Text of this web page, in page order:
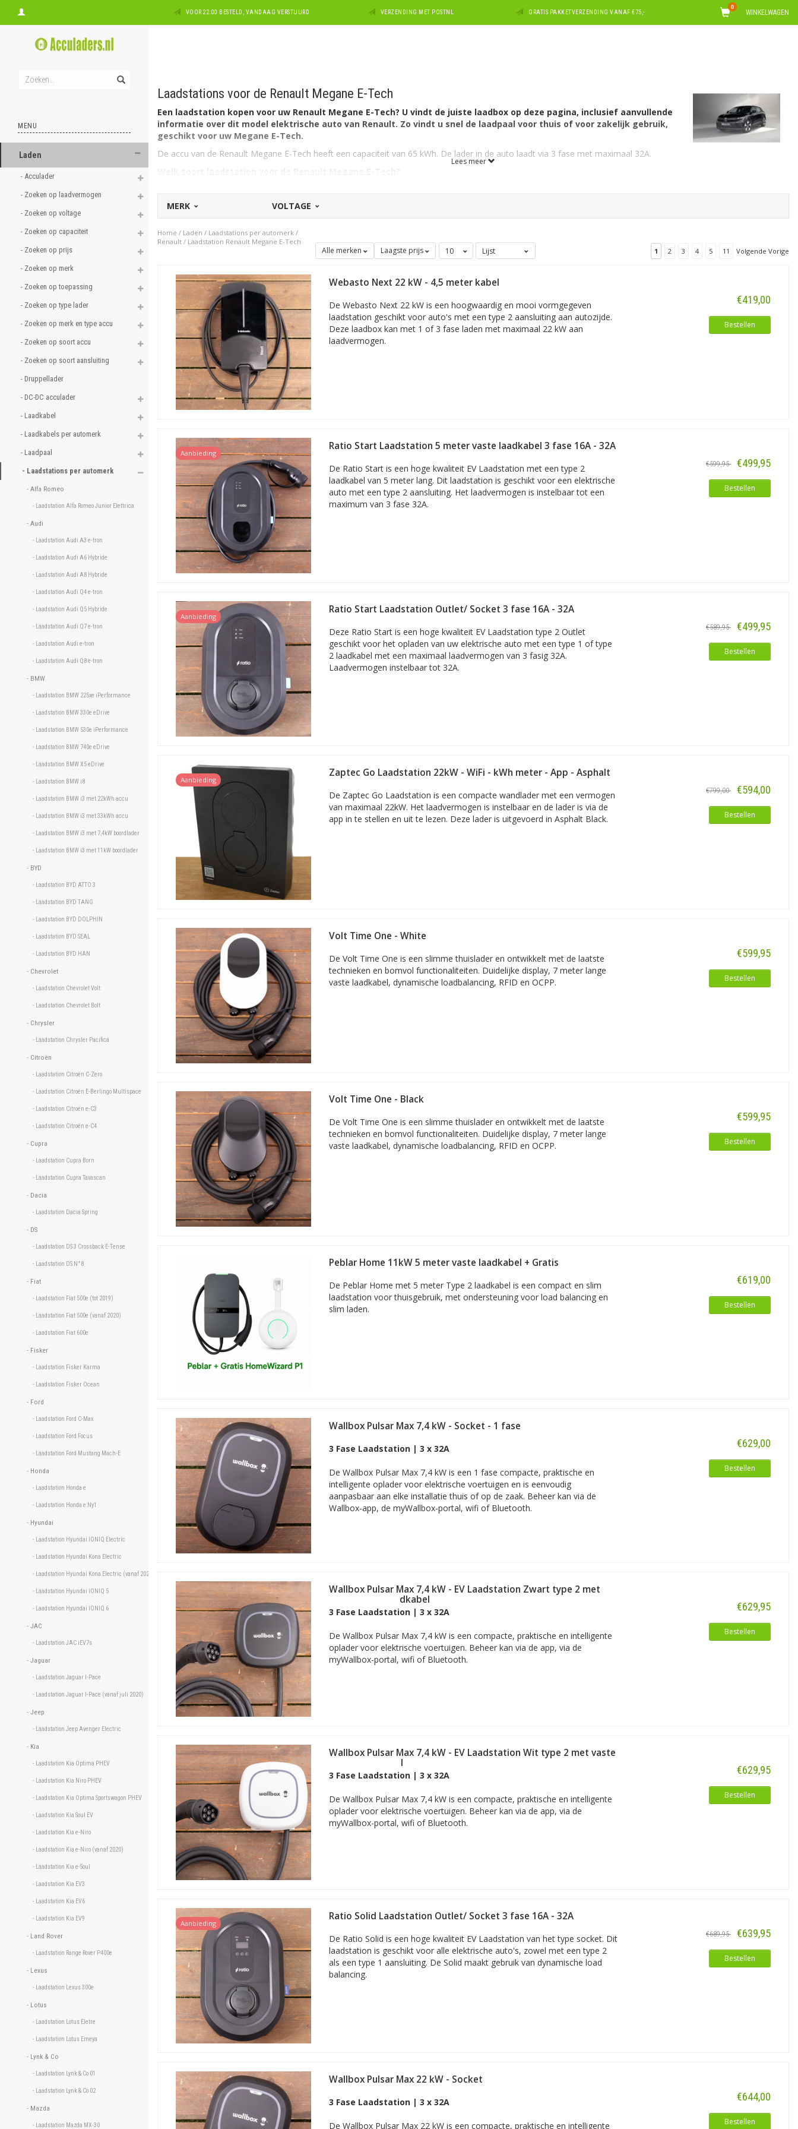
VOOR 22:00 BESTELD, VANDAAG VERSTUURD VERZENDING MET POSTNL GRATIS PAKKETVERZENDING VANAF €75,- WINKELWAGEN
0
MENU
Laden
- Acculader
- Zoeken op laadvermogen
- Zoeken op voltage
- Zoeken op capaciteit
- Zoeken op prijs
- Zoeken op merk
- Zoeken op toepassing
- Zoeken op type lader
- Zoeken op merk en type accu
- Zoeken op soort accu
- Zoeken op soort aansluiting
- Druppellader
- DC-DC acculader
- Laadkabel
- Laadkabels per automerk
- Laadpaal
- Laadstations per automerk
- Alfa Romeo
- Laadstation Alfa Romeo Junior Elettrica
- Audi
- Laadstation Audi A3 e-tron
- Laadstation Audi A6 Hybride
- Laadstation Audi A8 Hybride
- Laadstation Audi Q4 e-tron
- Laadstation Audi Q5 Hybride
- Laadstation Audi Q7 e-tron
- Laadstation Audi e-tron
- Laadstation Audi Q8 e-tron
- BMW
- Laadstation BMW 225xe iPerformance
- Laadstation BMW 330e eDrive
- Laadstation BMW 530e iPerformance
- Laadstation BMW 740e eDrive
- Laadstation BMW X5 eDrive
- Laadstation BMW i8
- Laadstation BMW i3 met 22kWh accu
- Laadstation BMW i3 met 33kWh accu
- Laadstation BMW i3 met 7,4kW boordlader
- Laadstation BMW i3 met 11kW boordlader
- BYD
- Laadstation BYD ATTO 3
- Laadstation BYD TANG
- Laadstation BYD DOLPHIN
- Laadstation BYD SEAL
- Laadstation BYD HAN
- Chevrolet
- Laadstation Chevrolet Volt
- Laadstation Chevrolet Bolt
- Chrysler
- Laadstation Chrysler Pacifica
- Citroën
- Laadstation Citroën C-Zero
- Laadstation Citroën E-Berlingo Multispace
- Laadstation Citroën e-C3
- Laadstation Citroën e-C4
- Cupra
- Laadstation Cupra Born
- Laadstation Cupra Tavascan
- Dacia
- Laadstation Dacia Spring
- DS
- Laadstation DS 3 Crossback E-Tense
- Laadstation DS N°8
- Fiat
- Laadstation Fiat 500e (tot 2019)
- Laadstation Fiat 500e (vanaf 2020)
- Laadstation Fiat 600e
- Fisker
- Laadstation Fisker Karma
- Laadstation Fisker Ocean
- Ford
- Laadstation Ford C-Max
- Laadstation Ford Focus
- Laadstation Ford Mustang Mach-E
- Honda
- Laadstation Honda e
- Laadstation Honda e:Ny1
- Hyundai
- Laadstation Hyundai IONIQ Electric
- Laadstation Hyundai Kona Electric
- Laadstation Hyundai Kona Electric (vanaf 2020)
- Laadstation Hyundai IONIQ 5
- Laadstation Hyundai IONIQ 6
- JAC
- Laadstation JAC iEV7s
- Jaguar
- Laadstation Jaguar I-Pace
- Laadstation Jaguar I-Pace (vanaf juli 2020)
- Jeep
- Laadstation Jeep Avenger Electric
- Kia
- Laadstation Kia Optima PHEV
- Laadstation Kia Niro PHEV
- Laadstation Kia Optima Sportswagon PHEV
- Laadstation Kia Soul EV
- Laadstation Kia e-Niro
- Laadstation Kia e-Niro (vanaf 2020)
- Laadstation Kia e-Soul
- Laadstation Kia EV3
- Laadstation Kia EV6
- Laadstation Kia EV9
- Land Rover
- Laadstation Range Rover P400e
- Lexus
- Laadstation Lexus 300e
- Lotus
- Laadstation Lotus Eletre
- Laadstation Lotus Emeya
- Lynk & Co
- Laadstation Lynk & Co 01
- Laadstation Lynk & Co 02
- Mazda
- Laadstation Mazda MX-30
Laadstations voor de Renault Megane E-Tech
Een laadstation kopen voor uw Renault Megane E-Tech? U vindt de juiste laadbox op deze pagina, inclusief aanvullende
informatie over dit model elektrische auto van Renault. Zo vindt u snel de laadpaal voor thuis of voor zakelijk gebruik,
geschikt voor uw Megane E-Tech.
De accu van de Renault Megane E-Tech heeft een capaciteit van 65 kWh. De lader in de auto laadt via 3 fase met maximaal 32A.
EV box Type 2, 3 fase, 32A geschikt.
Op zoek naar een laadpaal voor een andere Renault?
kijk als vermeld direct hieronder voor alle laadboxen die geschikt zijn voor het model
Lees meer
MERK VOLTAGE
Home / Laden / Laadstations per automerk /
Renault / Laadstation Renault Megane E-Tech
Alle merken Laagste prijs 1 2 3 4 5 11 Volgende Vorige
Webasto Next 22 kW - 4,5 meter kabel
De Webasto Next 22 kW is een hoogwaardig en mooi vormgegeven
laadstation geschikt voor auto's met een type 2 aansluiting aan autozijde.
Deze laadbox kan met 1 of 3 fase laden met maximaal 22 kW aan
laadvermogen.
€419,00
Bestellen
Aanbieding
Ratio Start Laadstation 5 meter vaste laadkabel 3 fase 16A - 32A
De Ratio Start is een hoge kwaliteit EV Laadstation met een type 2
laadkabel van 5 meter lang. Dit laadstation is geschikt voor een elektrische
auto met een type 2 aansluiting. Het laadvermogen is instelbaar tot een
maximum van 3 fase 32A.
€599,95 €499,95
Bestellen
Aanbieding
Ratio Start Laadstation Outlet/ Socket 3 fase 16A - 32A
Deze Ratio Start is een hoge kwaliteit EV Laadstation type 2 Outlet
geschikt voor het opladen van uw elektrische auto met een type 1 of type
2 laadkabel met een maximaal laadvermogen van 3 fasig 32A.
Laadvermogen instelbaar tot 32A.
€589,95 €499,95
Bestellen
Aanbieding
Zaptec Go Laadstation 22kW - WiFi - kWh meter - App - Asphalt
De Zaptec Go Laadstation is een compacte wandlader met een vermogen
van maximaal 22kW. Het laadvermogen is instelbaar en de lader is via de
app in te stellen en uit te lezen. Deze lader is uitgevoerd in Asphalt Black.
€799,00 €594,00
Bestellen
Volt Time One - White
De Volt Time One is een slimme thuislader en ontwikkelt met de laatste
technieken en bomvol functionaliteiten. Duidelijke display, 7 meter lange
vaste laadkabel, dynamische loadbalancing, RFID en OCPP.
€599,95
Bestellen
Volt Time One - Black
De Volt Time One is een slimme thuislader en ontwikkelt met de laatste
technieken en bomvol functionaliteiten. Duidelijke display, 7 meter lange
vaste laadkabel, dynamische loadbalancing, RFID en OCPP.
€599,95
Bestellen
Peblar Home 11kW 5 meter vaste laadkabel + Gratis
De Peblar Home met 5 meter Type 2 laadkabel is een compact en slim
laadstation voor thuisgebruik, met ondersteuning voor load balancing en
slim laden.
€619,00
Bestellen
Wallbox Pulsar Max 7,4 kW - Socket - 1 fase
3 Fase Laadstation | 3 x 32A
De Wallbox Pulsar Max 7,4 kW is een 1 fase compacte, praktische en
intelligente oplader voor elektrische voertuigen en is eenvoudig
aanpasbaar aan elke installatie thuis of op de zaak. Beheer kan via de
Wallbox-app, de myWallbox-portal, wifi of Bluetooth.
€629,00
Bestellen
Wallbox Pulsar Max 7,4 kW - EV Laadstation Zwart type 2 met
vaste rechte laadkabel
3 Fase Laadstation | 3 x 32A
De Wallbox Pulsar Max 7,4 kW is een compacte, praktische en intelligente
oplader voor elektrische voertuigen. Beheer kan via de app, via de
myWallbox-portal, wifi of Bluetooth.
€629,95
Bestellen
Wallbox Pulsar Max 7,4 kW - EV Laadstation Wit type 2 met vaste
rechte laadkabel
3 Fase Laadstation | 3 x 32A
De Wallbox Pulsar Max 7,4 kW is een compacte, praktische en intelligente
oplader voor elektrische voertuigen. Beheer kan via de app, via de
myWallbox-portal, wifi of Bluetooth.
€629,95
Bestellen
Aanbieding
Ratio Solid Laadstation Outlet/ Socket 3 fase 16A - 32A
De Ratio Solid is een hoge kwaliteit EV Laadstation van het type socket. Dit
laadstation is geschikt voor alle elektrische auto's, zowel met een type 2
als een type 1 aansluiting. De Solid maakt gebruik van dynamische load
balancing.
€689,95 €639,95
Bestellen
Wallbox Pulsar Max 22 kW - Socket
3 Fase Laadstation | 3 x 32A
De Wallbox Pulsar Max 22 kW is een compacte, praktische en intelligente
€644,00
Bestellen